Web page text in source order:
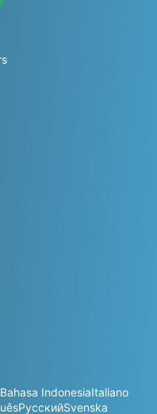
Bahasa IndonesiaItaliano
РусскийSvenska